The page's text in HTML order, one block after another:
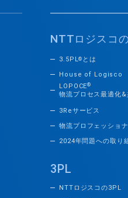
NTTロジスコ
3.5PL® とは
House of Logisco
LOPOCE®
物流プロセス最適化
3Reサービス
物流プロフェッショ
2024年問題への取り
3PL
NTTロジスコの3PL